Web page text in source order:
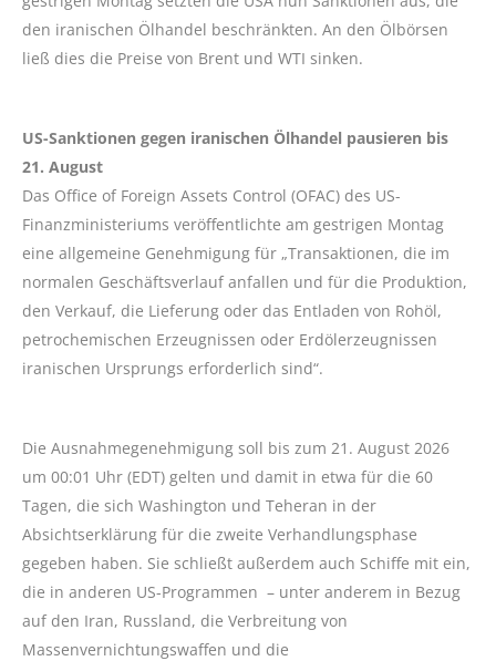
den iranischen Ölhandel beschränkten. An den Ölbörsen
ließ dies die Preise von Brent und WTI sinken.
US-Sanktionen gegen iranischen Ölhandel pausieren bis
21. August
Das Office of Foreign Assets Control (OFAC) des US-
Finanzministeriums veröffentlichte am gestrigen Montag
eine allgemeine Genehmigung für „Transaktionen, die im
normalen Geschäftsverlauf anfallen und für die Produktion,
den Verkauf, die Lieferung oder das Entladen von Rohöl,
petrochemischen Erzeugnissen oder Erdölerzeugnissen
iranischen Ursprungs erforderlich sind“.
Die Ausnahmegenehmigung soll bis zum 21. August 2026
um 00:01 Uhr (EDT) gelten und damit in etwa für die 60
Tagen, die sich Washington und Teheran in der
Absichtserklärung für die zweite Verhandlungsphase
gegeben haben. Sie schließt außerdem auch Schiffe mit ein,
die in anderen US-Programmen – unter anderem in Bezug
auf den Iran, Russland, die Verbreitung von
Massenvernichtungswaffen und die